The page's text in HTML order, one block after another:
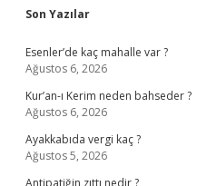
Sidebar
Son Yazılar
Esenler’de kaç mahalle var ?
Ağustos 6, 2026
Kur’an-ı Kerim neden bahseder ?
Ağustos 6, 2026
Ayakkabıda vergi kaç ?
Ağustos 5, 2026
Antipatiğin zıttı nedir ?